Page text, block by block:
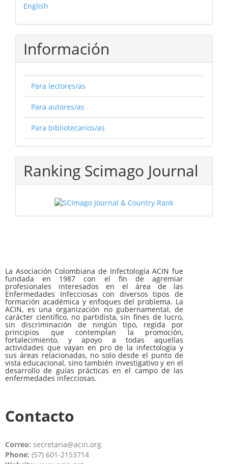
English
Información
Para lectores/as
Para autores/as
Para bibliotecarios/as
Ranking Scimago Journal
La Asociación Colombiana de Infectología ACIN fue
fundada en 1987 con el fin de agremiar
profesionales interesados en el área de las
Enfermedades Infecciosas con diversos tipos de
formación académica y enfoques del problema. La
ACIN, es una organización no gubernamental, de
carácter científico, no partidista, sin fines de lucro,
sin discriminación de ningún tipo, regida por
principios que contemplan la promoción,
fortalecimiento, y apoyo a todas aquellas
actividades que vayan en pro de la infectología y
sus áreas relacionadas, no solo desde el punto de
vista educacional, sino también investigativo y en el
desarrollo de guías prácticas en el campo de las
enfermedades infecciosas.
Contacto
Correo: secretaria@acin.org
Phone: (57) 601-2153714